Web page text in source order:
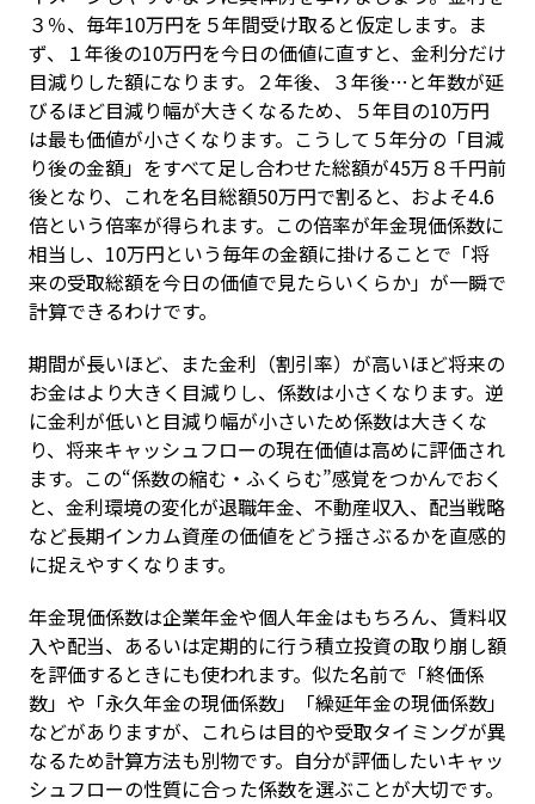
３％、毎年10万円を５年間受け取ると仮定します。ま
ず、１年後の10万円を今日の価値に直すと、金利分だけ
目減りした額になります。２年後、３年後…と年数が延
びるほど目減り幅が大きくなるため、５年目の10万円
は最も価値が小さくなります。こうして５年分の「目減
り後の金額」をすべて足し合わせた総額が45万８千円前
後となり、これを名目総額50万円で割ると、およそ4.6
倍という倍率が得られます。この倍率が年金現価係数に
相当し、10万円という毎年の金額に掛けることで「将
来の受取総額を今日の価値で見たらいくらか」が一瞬で
計算できるわけです。
期間が長いほど、また金利（割引率）が高いほど将来の
お金はより大きく目減りし、係数は小さくなります。逆
に金利が低いと目減り幅が小さいため係数は大きくな
り、将来キャッシュフローの現在価値は高めに評価され
ます。この“係数の縮む・ふくらむ”感覚をつかんでおく
と、金利環境の変化が退職年金、不動産収入、配当戦略
など長期インカム資産の価値をどう揺さぶるかを直感的
に捉えやすくなります。
年金現価係数は企業年金や個人年金はもちろん、賃料収
入や配当、あるいは定期的に行う積立投資の取り崩し額
を評価するときにも使われます。似た名前で「終価係
数」や「永久年金の現価係数」「繰延年金の現価係数」
などがありますが、これらは目的や受取タイミングが異
なるため計算方法も別物です。自分が評価したいキャッ
シュフローの性質に合った係数を選ぶことが大切です。